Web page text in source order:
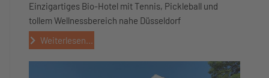
Einzigartiges Bio-Hotel mit Tennis, Pickleball und
tollem Wellnessbereich nahe Düsseldorf
Weiterlesen...